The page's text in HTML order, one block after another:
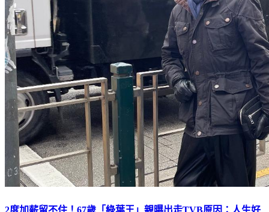
2度加薪留不住！67歲「綠葉王」親曝出走TVB原因：人生好